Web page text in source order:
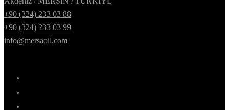
+90 (324) 233 03 88
+90 (324) 233 03 99
info@mersaoil.com